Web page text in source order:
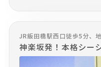
JR飯田橋駅西口徒歩5分、
京理科大学すぐそば
神楽坂発！本格シー
coffee&shisha-】で